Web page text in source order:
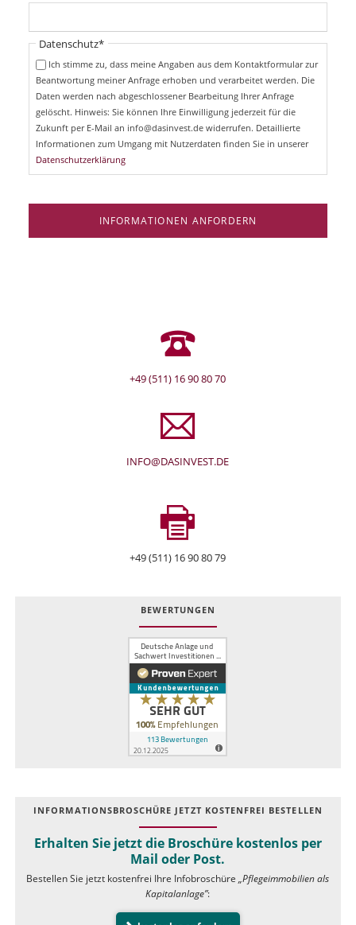
t
f
f
i
Pflichtfeld
Datenschutz*
Ich stimme zu, dass meine Angaben aus dem Kontaktformular zur
Beantwortung meiner Anfrage erhoben und verarbeitet werden. Die
Daten werden nach abgeschlossener Bearbeitung Ihrer Anfrage
gelöscht. Hinweis: Sie können Ihre Einwilligung jederzeit für die
Zukunft per E-Mail an info@dasinvest.de widerrufen. Detaillierte
Informationen zum Umgang mit Nutzerdaten finden Sie in unserer
Datenschutzerklärung
INFORMATIONEN ANFORDERN
+49 (511) 16 90 80 70
INFO@DASINVEST.DE
+49 (511) 16 90 80 79
BEWERTUNGEN
INFOR­MATIONS­BROSCHÜRE JETZT KOSTEN­FREI BESTELLEN
Erhalten Sie jetzt die Broschüre kostenlos per
Mail oder Post.
Bestellen Sie jetzt kostenfrei Ihre Infobroschüre„Pflegeimmobilien als
Kapitalanlage”: